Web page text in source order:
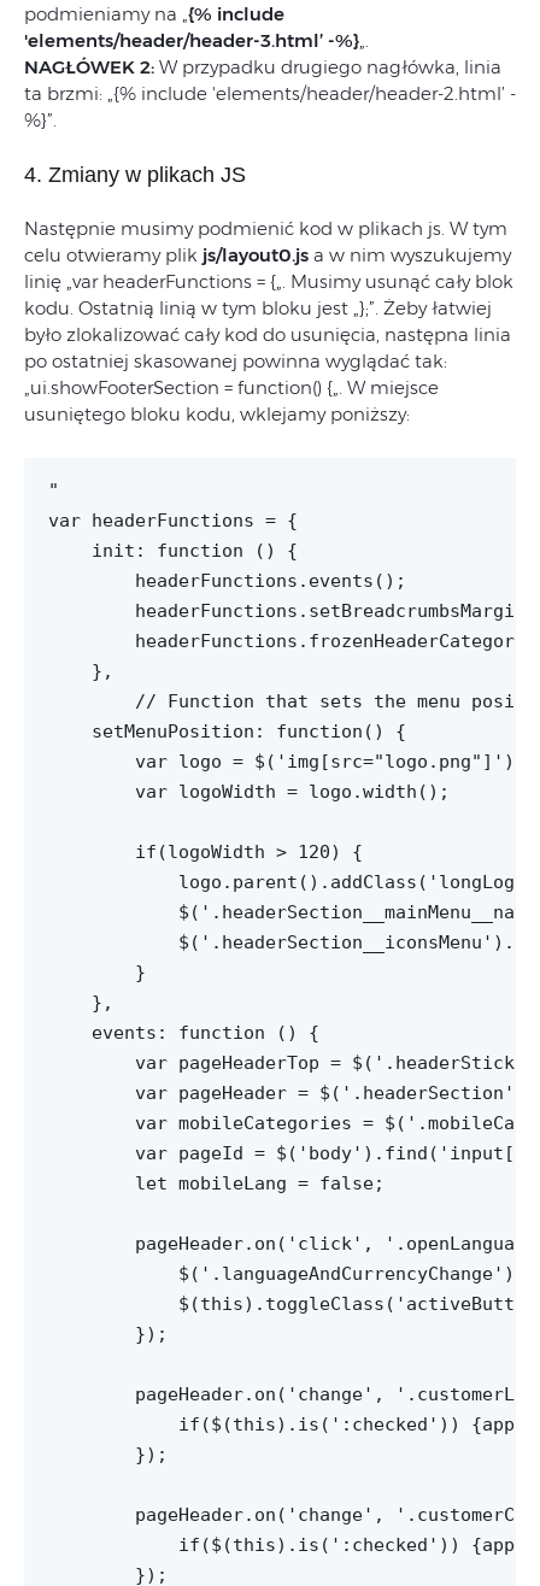
podmieniamy na „{% include
'elements/header/header-3.html’ -%}„.
NAGŁÓWEK 2: W przypadku drugiego nagłówka, linia
ta brzmi: „{% include 'elements/header/header-2.html’ -
%}”.
4. Zmiany w plikach JS
Następnie musimy podmienić kod w plikach js. W tym
celu otwieramy plik js/layout0.js a w nim wyszukujemy
linię „var headerFunctions = {„. Musimy usunąć cały blok
kodu. Ostatnią linią w tym bloku jest „};”. Żeby łatwiej
było zlokalizować cały kod do usunięcia, następna linia
po ostatniej skasowanej powinna wyglądać tak:
„ui.showFooterSection = function() {„. W miejsce
usuniętego bloku kodu, wklejamy poniższy:
"
var headerFunctions = {
    init: function () {
        headerFunctions.events();
        headerFunctions.setBreadcrumbsMargin();
        headerFunctions.frozenHeaderCategories();
    },
	// Function that sets the menu position according to the width of the logo
    setMenuPosition: function() {
        var logo = $('img[src="logo.png"]');
        var logoWidth = logo.width();

        if(logoWidth > 120) {
            logo.parent().addClass('longLogo');
            $('.headerSection__mainMenu__navLinks').addClass('longLogo');
            $('.headerSection__iconsMenu').addClass('longLogo');
        }
    },
    events: function () {
        var pageHeaderTop = $('.headerSticky');
        var pageHeader = $('.headerSection');
        var mobileCategories = $('.mobileCategories');
        var pageId = $('body').find('input[name="pageId"]').attr('value');
        let mobileLang = false;

        pageHeader.on('click', '.openLanguageAndCurencyMenu-js', function(e) {
            $('.languageAndCurrencyChange').toggle(200);
            $(this).toggleClass('activeButton-js');
        });

        pageHeader.on('change', '.customerLanguageChange-js', function(e) {
            if($(this).is(':checked')) {app.customerLanguageChange(e)}
        });

        pageHeader.on('change', '.customerCurrencyChange-js', function(e) {
            if($(this).is(':checked')) {app.customerCurrencyChange(e)}
        });

        pageHeader.on('click', '.openCloseCategoryMenu .categoriesButton', function(e) {
            if(pageId != 1 && pageId != 22) {
                $('.categoryMenu-js').toggleClass('hidden');
                if($('.categoryMenu-js').hasClass('hidden')) {
                    $('.categoryMenu__allCategories').css('display', 'flex');
                    $('.categoryMenu__allCategories').addClass('hidden');
                }
            } else {
                if($(window).width() < 1391) { if($('.categoryMenu-js').hasClass('hidden')) { $('.categoryMenu-js').removeClass('hidden'); } else { $('.categoryMenu__allCategories').css('display', 'flex'); $('.categoryMenu__allCategories').addClass('hidden'); $('.categoryMenu-js').addClass('hidden'); } } } }); pageHeader.on('click', '.categoriesButton', function(e) { if (($(window).width() > 1390) && (!($('.categoryMenu__categories').hasClass('hidden')))){
                    $('.categoryMenu__allCategories').css('display', 'flex');
                    $('.categoryMenu__allCategories').addClass('hidden');
            }
        });

        pageHeader.on('mouseover', '.categoryMenu__categories ul li', function(e) {
            var categoryId = $(this).find('input[name="categoryId"]').attr('value');
            var undercategory = $('input[name="undercategoryId"]');
            undercategory.each(function() {
                if($(this).attr('value') == categoryId) {
                    $(this).next().removeClass('hidden');
                } else {
                    $(this).next().addClass('hidden');
                }
            })
        });

        pageHeader.on('click', '.otherPages-js', function(e) {
            $('.otherPages').toggle(200);
        });

        pageHeaderTop.on('click', '.opensearchMenu-js', function(e) {
            $('.headerSection__searchForm').addClass('searchFormMobileContainer');
            $('.closesearchMenu-js').removeClass('hidden');
            $('.searchFormMobileContainer').toggle(200);
            if($(window).width() <= 768) {
                preventScrolling();
                $('.go-to-top__btn-js').addClass('hidden');
            }
            
        });

        pageHeaderTop.on('click', '.closesearchMenu-js', function(e) {
            $.when($('.searchFormMobileContainer').toggle(200)).done(function() {
                $('.headerSection__searchForm').removeClass('searchFormMobileContainer');
                $('.closesearchMenu-js').addClass('hidden');
            });
            if($(window).width() <= 768) { $('body').toggleClass('noscroll'); $('.go-to-top__btn-js').removeClass('hidden'); } }); mobileCategories.on('click', '.closeCategoryMenu-js', function(e) { $.when($('.mobileCategories').toggle(200)).done(function() { $('.mobileCategories').toggleClass('hidden'); }); $('.menuItem').not('.menuButton').toggleClass('menuDisabledIcons'); $('.menuButton').toggleClass('menuActive'); if($('.headerSection').css('z-index') == 0) { $('.headerSection').css('z-index', 13); } else { $('.headerSection').css('z-index', 0); } }); mobileCategories.on('click', '.openUnderCategory-js', function(e) { var submenu = $(this).parent().find($('.undercategoryContainerMobile')); if($(this).hasClass('mobileLang') && mobileLang == false) { mobileLang = true; $('.languageAndCurrencyChange').clone().appendTo('.mobileLangContainer'); } $(this).toggleClass('rotate'); submenu.toggle(200); }); mobileCategories.on('click', '.openUnderUnderCategory-js', function(e) { var subsubmenu = $(this).parent().find($('.underundercategoryContainerMobile')); $(this).toggleClass('rotate'); subsubmenu.toggle(200); }); mobileCategories.scroll(function() { if($(this).length) { if(!($(this).hasClass('hidden'))) { if ($(this).scrollTop() > 10) {
                        $('.go-to-top__btn-js').fadeIn();
                    } else {
                        $('.go-to-top__btn-js').fadeOut();
                    }
                } 
            }
        });

        $(window).ready(function(e) {
            $('html, body').animate({scrollTop : 0},10);
        });

        $(window).on('scroll', function(e) {
            if($(this).scrollTop() > 0 ) {
                    $('.headerSticky').css('box-shadow', '2px 1px 4px 0 #b0b0b0');
            } else {
                $('.headerSticky').css('box-shadow', 'none');
            }
        });

        $(window).on('load', function(e) {
            var logoWidth = parseInt($('.headerSection__logo img').css('width'));
            var isCustomerLogged = $('body').find('input[name="isAuthenticatedCustomer"]').attr('value');
            if(logoWidth > 36) {
                if(isCustomerLogged == 1) {
                    $('.headerSection__searchForm').addClass('wideLogoLogin');
                } else {
                    $('.headerSection__searchForm').addClass('wideLogo');
                }
            }

            if($(window).width() <= 768) { $('.headerSection__searchForm').addClass('searchFormMobileContainer'); $('.closesearchMenu-js').removeClass('hidden'); } else { $('.headerSection__searchForm').removeClass('searchFormMobileContainer'); $('.closesearchMenu-js').addClass('hidden'); if($(window).width() > 768 && $(window).width() <= 1390) {
                    $('.categoryMenu-js').addClass('hidden');
                    $('.headerSection__pages__categories').addClass('openCloseCategoryMenu');
                } else {
                    if(pageId == 1 || pageId == 22) {
                        $('.categoryMenu-js').removeClass('hidden');
                    } else {
                        $('.categoryMenu-js').addClass('hidden');
                        $('.headerSection__pages__categories').addClass('openCloseCategoryMenu');
                    }  
                }
            }
        });

        $(window).on('resize', function(e) {
            if($(window).width() <= 768) { $('.headerSection__searchForm').addClass('searchFormMobileContainer'); $('.closesearchMenu-js').removeClass('hidden'); $('.headerSection__searchForm').css('display', 'none'); $('body').removeClass('noscroll'); } else { $('.headerSection__searchForm').removeClass('searchFormMobileContainer'); $('.closesearchMenu-js').addClass('hidden'); $('.headerSection__searchForm').css('display', 'inline-block'); $('.categoryMenu__allCategories').addClass('hidden'); if($(window).width() > 768 && $(window).width() <= 1390) { if(!($('.mobileCategories').hasClass('hidden'))) { $('.mobileCategories').toggle(200); $('.mobileCategories').addClass('hidden'); $('.menuItem').not('.menuButton').toggleClass('menuDisabledIcons'); $('.menuButton').toggleClass('menuActive'); if($('.headerSection').css('z-index') == 0) { $('.headerSection').css('z-index', 13); } else { $('.headerSection').css('z-index', 0); } } $('.headerSection__pages__categories').addClass('openCloseCategoryMenu'); $('.categoryMenu-js').addClass('hidden'); $('.headerSection__pages__categories').addClass('openCloseCategoryMenu'); } else { if(pageId == 1 || pageId == 22) { $('.categoryMenu-js').removeClass('hidden'); } else { $('.categoryMenu-js').addClass('hidden'); $('.headerSection__pages__categories').addClass('openCloseCategoryMenu'); } } } }); $('.menuBanner').slick({ lazyLoad: 'progressive', infinite: true, slidesToShow: 1, slidesToScroll: 1, draggable: false, autoplay: true, autoplaySpeed: 8000 }); var isCategoriesClonned = false; $(window).on('scroll', function(e) { if ($(window).scrollTop() > 70 && isCategoriesClonned == false){
                isCategoriesClonned = true;
                $('.headerSection__pages__categories').clone().appendTo('.frozenHeaderCategories');
                $('.frozenHeaderCategories').find('.headerSection__pages__categories').addClass('openCloseCategoryMenu');
                $('.frozenHeaderCategories').find('.categoryMenu__allCategories').addClass('hidden');         
                $('.frozenHeaderCategories').find('.categoryMenu-js').addClass('hidden');         
            } else if ($(window).scrollTop() <= 70 && isCategoriesClonned == true) { isCategoriesClonned = false; $('.frozenHeaderCategories .headerSection__pages__categories').remove(); if(pageId != 1 && pageId != 22) { $('.categoryMenu__allCategories').addClass('hidden'); $('.categoryMenu-js').addClass('hidden'); } } }); }, setBreadcrumbsMargin: function() { $('.breadcrumbs-wrapper').css('margin-top', '0', '!important'); }, frozenHeaderCategories: function() { var pageHeaderTop = $('.headerSticky'); pageHeaderTop.on('click', '.frozenHeaderCategories .openCloseCategoryMenu .categoriesButton', function(e) { $('.fro